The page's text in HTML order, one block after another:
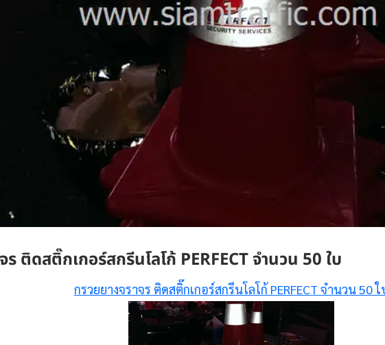
ร ติดสติ๊กเกอร์สกรีนโลโก้ PERFECT จำนวน 50 ใบ
กรวยยางจราจร ติดสติ๊กเกอร์สกรีนโลโก้ PERFECT จำนวน 50 ใ